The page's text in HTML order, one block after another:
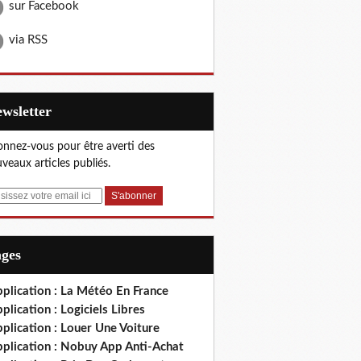
sur Facebook
via RSS
vous pour être averti des
articles publiés.
: La Météo En France
: Logiciels Libres
: Louer Une Voiture
: Nobuy App Anti-Achat